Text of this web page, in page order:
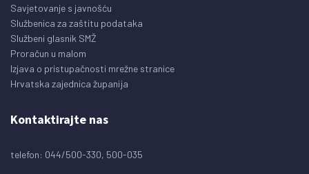
Savjetovanje s javnošću
Službenica za zaštitu podataka
Službeni glasnik SMŽ
Proračun u malom
Izjava o pristupačnosti mrežne stranice
Hrvatska zajednica županija
Kontaktirajte nas
telefon: 044/500-330, 500-035